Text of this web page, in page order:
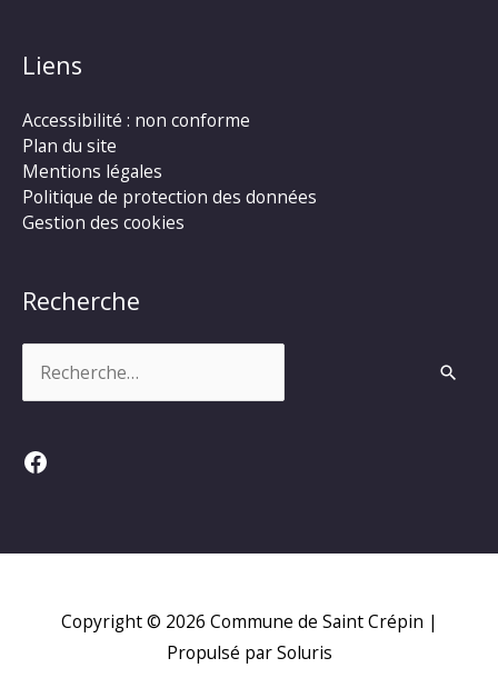
Liens
Accessibilité : non conforme
Plan du site
Mentions légales
Politique de protection des données
Gestion des cookies
Recherche
Facebook
Copyright © 2026 Commune de Saint Crépin |
Propulsé par Soluris